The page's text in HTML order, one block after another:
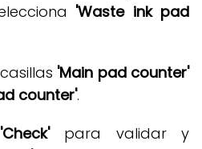
'Waste ink pad
'Main pad counter'
counter'.
'Check'para validar y